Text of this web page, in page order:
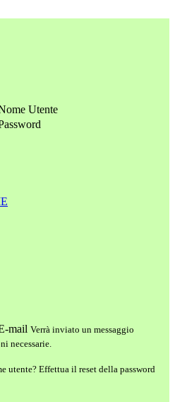
Utente
mail Verrà inviato un messaggio
necessarie.
utente? Effettua il reset della password